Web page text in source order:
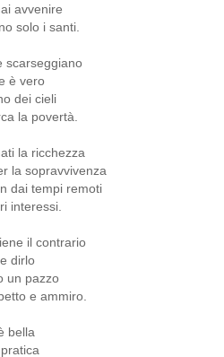
avvenire
solo i santi.
scarseggiano
è vero
dei cieli
la povertà.
la ricchezza
la sopravvivenza
dai tempi remoti
interessi.
il contrario
dirlo
un pazzo
e ammiro.
bella